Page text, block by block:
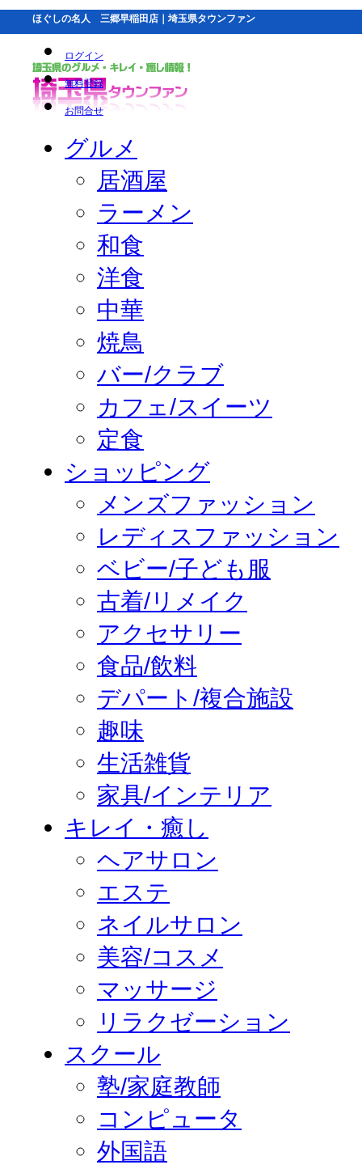
ほぐしの名人 三郷早稲田店｜埼玉県タウンファン
ログイン
無料登録
お問合せ
グルメ
居酒屋
ラーメン
和食
洋食
中華
焼鳥
バー/クラブ
カフェ/スイーツ
定食
ショッピング
メンズファッション
レディスファッション
ベビー/子ども服
古着/リメイク
アクセサリー
食品/飲料
デパート/複合施設
趣味
生活雑貨
家具/インテリア
キレイ・癒し
ヘアサロン
エステ
ネイルサロン
美容/コスメ
マッサージ
リラクゼーション
スクール
塾/家庭教師
コンピュータ
外国語